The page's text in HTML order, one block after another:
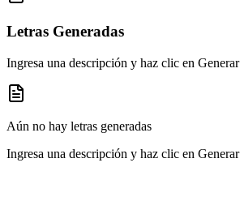
Letras Generadas
Ingresa una descripción y haz clic en Generar
Aún no hay letras generadas
Ingresa una descripción y haz clic en Generar